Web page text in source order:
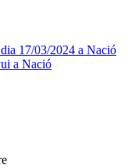
17/03/2024 a Nació
a Nació